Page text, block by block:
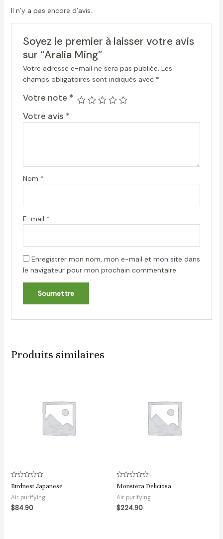
Il n’y a pas encore d’avis.
Soyez le premier à laisser votre avis
sur “Aralia Ming”
Votre adresse e-mail ne sera pas publiée. Les
champs obligatoires sont indiqués avec *
Votre note *
Votre avis *
Nom *
E-mail *
Enregistrer mon nom, mon e-mail et mon site dans
le navigateur pour mon prochain commentaire.
Produits similaires
Note
0
sur
5
Birdnest Japanese
Air purifying
$84.90
Note
0
sur
5
Monstera Deliciosa
Air purifying
$224.90